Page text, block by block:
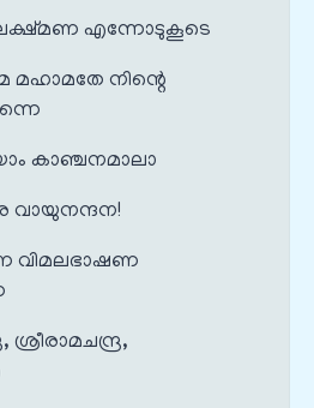
എന്നോടുകൂടെ
മഹാമതേ നിന്റെ
കാഞ്ചനമാലാ
വായുനന്ദന!
വിമലഭാഷണ
ശ്രീരാമചന്ദ്ര,